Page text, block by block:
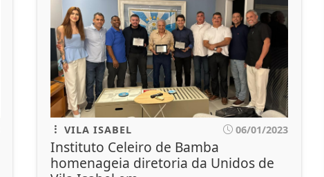
VILA ISABEL 06/01/2023
Instituto Celeiro de Bamba
homenageia diretoria da Unidos de